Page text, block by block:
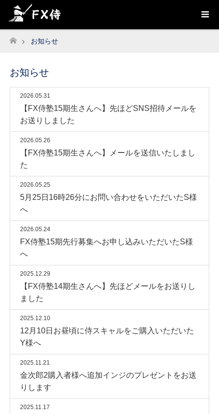
ホーム
お知らせ
お知らせ
2026.05.31
【FX侍塾15期生さんへ】先ほどSNS招待メールを
お送りしました
2026.05.26
【FX侍塾15期生さんへ】メールを送信いたしまし
た
2026.05.25
5月25日16時26分にお問い合わせをいただいたS様
へ
2026.05.24
FX侍塾15期先行募集へお申し込みいただいたS様
へ
2025.12.29
【FX侍塾14期生さんへ】先ほどメールをお送りし
ました
2025.12.10
12月10日お昼頃に侍スキャルをご購入いただいた
Y様へ
2025.11.21
金次郎2購入者様へ追加インジのプレゼントをお送
りします
2025.11.17